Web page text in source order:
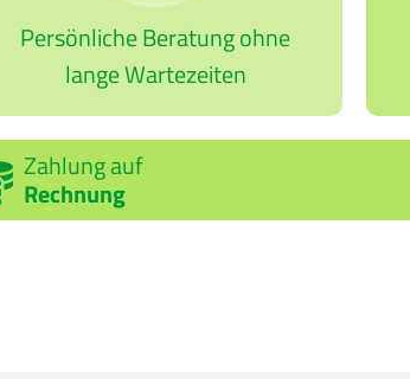
Persönliche Beratung ohne
lange Wartezeiten
Zahlung auf
Rechnung